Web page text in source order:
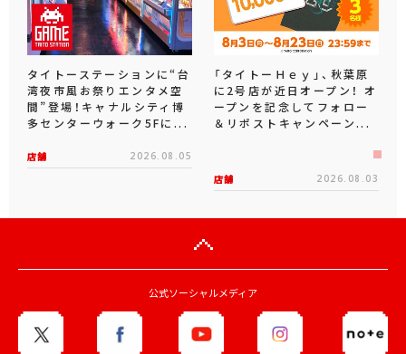
タイトーステーションに“台
湾夜市風お祭りエンタメ空
間”登場！キャナルシティ博
多センターウォーク5Fに...
店舗 2026.08.05
「タイトーＨｅｙ」、秋葉原
に2号店が近日オープン！ オ
ープンを記念してフォロー
＆リポストキャンペーン...
店舗 2026.08.03
公式ソーシャルメディア